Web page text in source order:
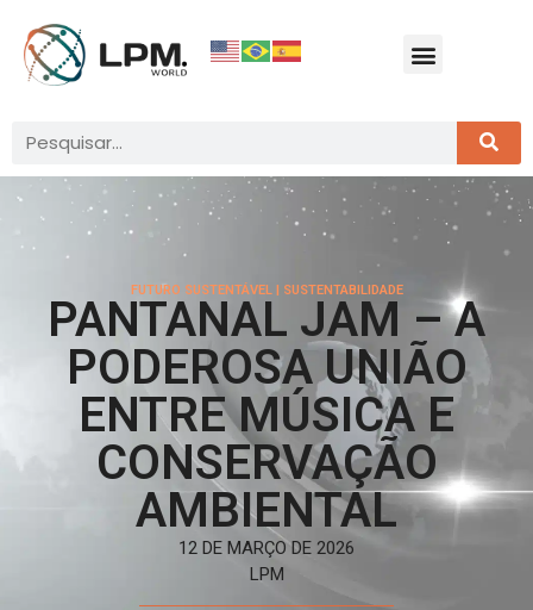
FUTURO SUSTENTÁVEL| SUSTENTABILIDADE
PANTANAL JAM – A
PODEROSA UNIÃO
ENTRE MÚSICA E
CONSERVAÇÃO
AMBIENTAL
12 DE MARÇO DE 2026
LPM